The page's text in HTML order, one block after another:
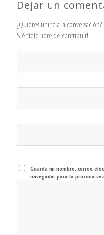
Dejar un
¿Quieres unirte a la conversación?
Siéntete libre de contribuir!
Guarda mi nombre, correo
navegador para la próxima